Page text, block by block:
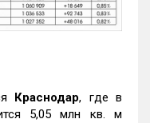
Краснодар, где в
5,05 млн кв. м